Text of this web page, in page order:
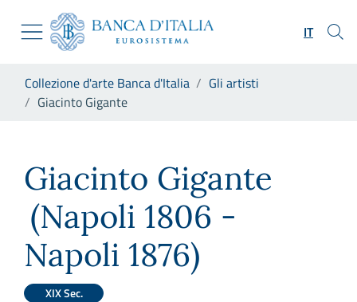
Skip to Main Content
Vai al sito istituzionale
Vai al menu di navigazione
Vai alla ricerca
Vai al footer
IT
Collezione d'arte Banca d'Italia
Gli artisti
Giacinto Gigante
Giacinto Gigante
(Napoli 1806 -
Napoli 1876)
XIX Sec.